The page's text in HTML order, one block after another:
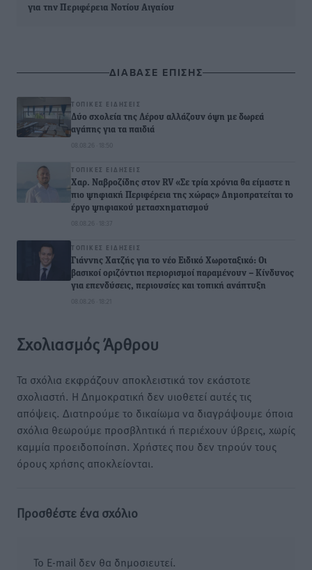
για την Περιφέρεια Νοτίου Αιγαίου
ΔΙΑΒΑΣΕ ΕΠΙΣΗΣ
ΤΟΠΙΚΈΣ ΕΙΔΉΣΕΙΣ
Δύο σχολεία της Λέρου αλλάζουν όψη με δωρεά
αγάπης για τα παιδιά
08.08.26 · 18:50
ΤΟΠΙΚΈΣ ΕΙΔΉΣΕΙΣ
Χαρ. Ναβροζίδης στον RV «Σε τρία χρόνια θα είμαστε η
πιο ψηφιακή Περιφέρεια της χώρας» Δημοπρατείται το
έργο ψηφιακού μετασχηματισμού
08.08.26 · 18:37
ΤΟΠΙΚΈΣ ΕΙΔΉΣΕΙΣ
Γιάννης Χατζής για το νέο Ειδικό Χωροταξικό: Οι
βασικοί οριζόντιοι περιορισμοί παραμένουν – Κίνδυνος
για επενδύσεις, περιουσίες και τοπική ανάπτυξη
08.08.26 · 18:21
Σχολιασμός Άρθρου
Τα σχόλια εκφράζουν αποκλειστικά τον εκάστοτε
σχολιαστή. Η Δημοκρατική δεν υιοθετεί αυτές τις
απόψεις. Διατηρούμε το δικαίωμα να διαγράψουμε όποια
σχόλια θεωρούμε προσβλητικά ή περιέχουν ύβρεις, χωρίς
καμμία προειδοποίηση. Χρήστες που δεν τηρούν τους
όρους χρήσης αποκλείονται.
Προσθέστε ένα σχόλιο
Το E-mail δεν θα δημοσιευτεί.